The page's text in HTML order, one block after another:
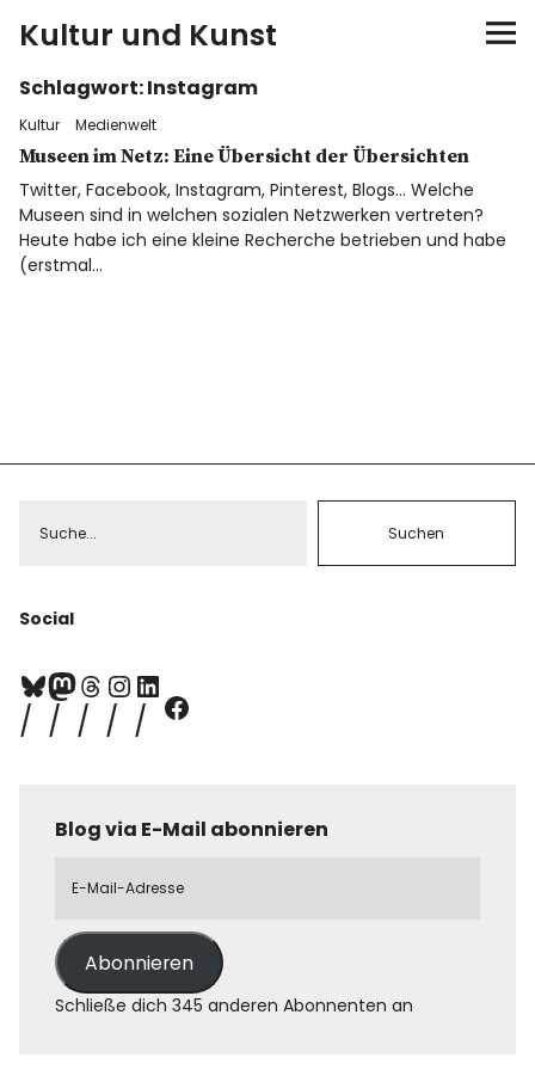
Kultur und Kunst
kultur & kunst
Ausstellungen
Spiele
Schlagwort:Instagram
Kultur Medienwelt
Museen im Netz: Eine Übersicht der Übersichten
Twitter, Facebook, Instagram, Pinterest, Blogs… Welche
Museen sind in welchen sozialen Netzwerken vertreten?
Heute habe ich eine kleine Recherche betrieben und habe
(erstmal…
Social
Blog via E-Mail abonnieren
Abonnieren
Schließe dich 345 anderen Abonnenten an